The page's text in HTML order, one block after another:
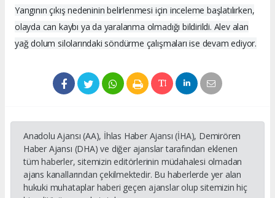
Yangının çıkış nedeninin belirlenmesi için inceleme başlatılırken,
olayda can kaybı ya da yaralanma olmadığı bildirildi. Alev alan
yağ dolum silolarındaki söndürme çalışmaları ise devam ediyor.
Anadolu Ajansı (AA), İhlas Haber Ajansı (İHA), Demirören
Haber Ajansı (DHA) ve diğer ajanslar tarafından eklenen
tüm haberler, sitemizin editörlerinin müdahalesi olmadan
ajans kanallarından çekilmektedir. Bu haberlerde yer alan
hukuki muhataplar haberi geçen ajanslar olup sitemizin hiç